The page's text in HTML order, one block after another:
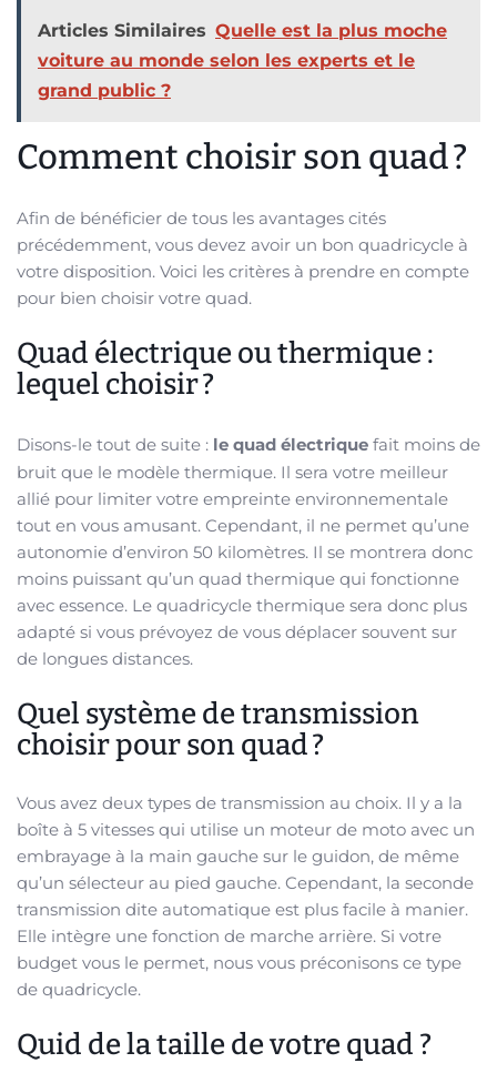
Articles Similaires Quelle est la plus moche
voiture au monde selon les experts et le
grand public ?
Comment choisir son quad ?
Afin de bénéficier de tous les avantages cités
précédemment, vous devez avoir un bon quadricycle à
votre disposition. Voici les critères à prendre en compte
pour bien choisir votre quad.
Quad électrique ou thermique :
lequel choisir ?
Disons-le tout de suite : le quad électrique fait moins de
bruit que le modèle thermique. Il sera votre meilleur
allié pour limiter votre empreinte environnementale
tout en vous amusant. Cependant, il ne permet qu’une
autonomie d’environ 50 kilomètres. Il se montrera donc
moins puissant qu’un quad thermique qui fonctionne
avec essence. Le quadricycle thermique sera donc plus
adapté si vous prévoyez de vous déplacer souvent sur
de longues distances.
Quel système de transmission
choisir pour son quad ?
Vous avez deux types de transmission au choix. Il y a la
boîte à 5 vitesses qui utilise un moteur de moto avec un
embrayage à la main gauche sur le guidon, de même
qu’un sélecteur au pied gauche. Cependant, la seconde
transmission dite automatique est plus facile à manier.
Elle intègre une fonction de marche arrière. Si votre
budget vous le permet, nous vous préconisons ce type
de quadricycle.
Quid de la taille de votre quad ?